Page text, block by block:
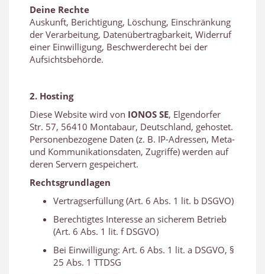
Deine Rechte
Auskunft, Berichtigung, Löschung, Einschränkung
der Verarbeitung, Datenübertragbarkeit, Widerruf
einer Einwilligung, Beschwerderecht bei der
Aufsichtsbehörde.
2. Hosting
Diese Website wird von IONOS SE, Elgendorfer
Str. 57, 56410 Montabaur, Deutschland, gehostet.
Personenbezogene Daten (z. B. IP-Adressen, Meta-
und Kommunikationsdaten, Zugriffe) werden auf
deren Servern gespeichert.
Rechtsgrundlagen
Vertragserfüllung (Art. 6 Abs. 1 lit. b DSGVO)
Berechtigtes Interesse an sicherem Betrieb
(Art. 6 Abs. 1 lit. f DSGVO)
Bei Einwilligung: Art. 6 Abs. 1 lit. a DSGVO, §
25 Abs. 1 TTDSG